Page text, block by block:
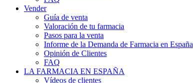
Vender
Guía de venta
Valoración de tu farmacia
Pasos para la venta
Informe de la Demanda de Farmacia en España
Opinión de Clientes
FAQ
LA FARMACIA EN ESPAÑA
Vídeos de clientes